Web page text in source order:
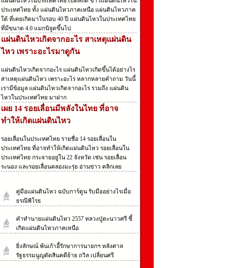
ประเทศไทย ทั้ง แผ่นดินไหวภาคเหนือ แผ่นดินไหวภาค
ใต้ ที่เคยเกิดมาในรอบ 40 ปี แผ่นดินไหวในประเทศไทย
ที่มีขนาด 4.0 แมกนิจูดขึ้นไป
แผ่นดินไหวเกิดจากอะไร สาเหตุแผ่นดิน
ไหว เพราะอะไรมาดูกัน
แผ่นดินไหวเกิดจากอะไร แผ่นดินไหวเกิดขึ้นได้อย่างไร
สาเหตุแผ่นดินไหว เพราะอะไร หลากหลายคำถาม วันนี้
เรามีข้อมูล แผ่นดินไหวเกิดจากอะไร รวมถึง แผ่นดิน
ไหวในประเทศไทย มาฝาก
เผย 14 รอยเลื่อนมีพลังในไทย ที่อาจ
ทำให้เกิดแผ่นดินไหว
รอยเลื่อนในประเทศไทย รายชื่อ 14 รอยเลื่อนใน
ประเทศไทย ที่อาจทำให้เกิดแผ่นดินไหว รอยเลื่อนใน
ประเทศไทย กระจายอยู่ใน 22 จังหวัด เช่น รอยเลื่อน
ระนอง และรอยเลื่อนคลองมะรุ่ย อ่านข่าว คลิกเลย
คู่มือแผ่นดินไหว ฉบับการ์ตูน รับมืออย่างไรเมื่อ
ธรณีพิโรธ
คําทํานายแผ่นดินไหว 2557 หลวงปู่ตะนาวศรี ชี้
เกิดแผ่นดินไหวภาคเหนือ
ยิ่งลักษณ์ พ้นเก้าอี้รักษาการนายกฯ หลังศาล
รัฐธรรมนูญตัดสินคดีย้าย ถวิล เปลี่ยนศรี